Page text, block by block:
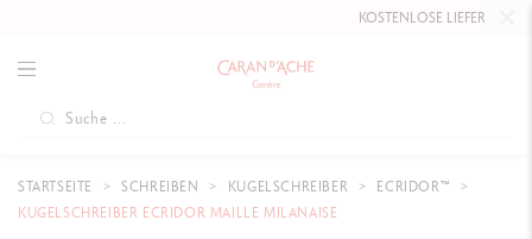
KOSTENLOSE LIEFERUNG
STARTSEITE SCHREIBEN KUGELSCHREIBER
ECRIDOR™
KUGELSCHREIBER ECRIDOR MAILLE MILANAISE